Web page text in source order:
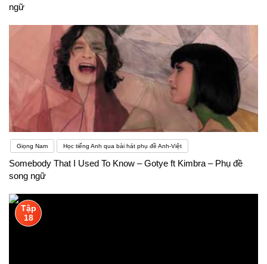
ngữ
Giọng Nam Học tiếng Anh qua bài hát phụ đề Anh-Việt
Somebody That I Used To Know – Gotye ft Kimbra – Phụ đề
song ngữ
Tập
18